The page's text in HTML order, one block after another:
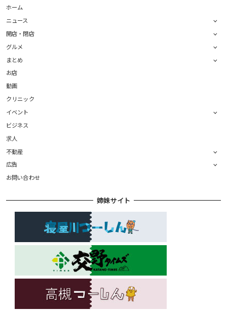
ホーム
ニュース
開店・閉店
グルメ
まとめ
お店
動画
クリニック
イベント
ビジネス
求人
不動産
広告
お問い合わせ
姉妹サイト